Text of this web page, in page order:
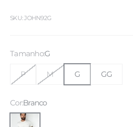
SKU: JOHN92G
Tamanho:G
P M G GG
Cor:Branco
Branco